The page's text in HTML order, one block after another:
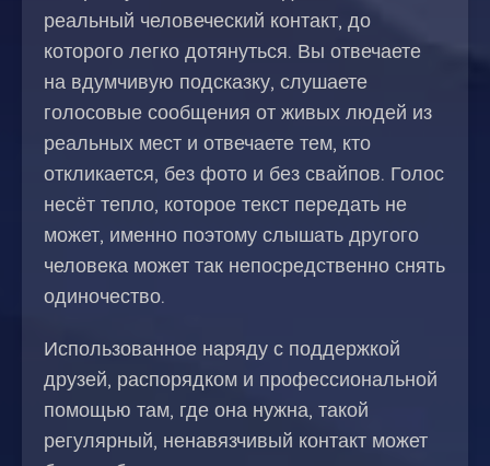
реальный человеческий контакт, до
которого легко дотянуться. Вы отвечаете
на вдумчивую подсказку, слушаете
голосовые сообщения от живых людей из
реальных мест и отвечаете тем, кто
откликается, без фото и без свайпов. Голос
несёт тепло, которое текст передать не
может, именно поэтому слышать другого
человека может так непосредственно снять
одиночество.
Использованное наряду с поддержкой
друзей, распорядком и профессиональной
помощью там, где она нужна, такой
регулярный, ненавязчивый контакт может